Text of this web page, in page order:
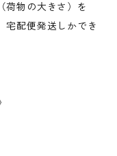
荷物の大きさ）を
配便発送しかでき